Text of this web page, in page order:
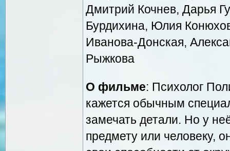
Дмитрий Кочнев, Дарья
Бурдихина, Юлия
Иванова-Донская,
Рыжкова
О фильме: Психолог
кажется обычным
замечать детали. Но у
предмету или человеку,